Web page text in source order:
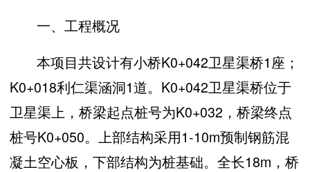
一、工程概况
本项目共设计有小桥K0+042卫星渠桥1座；
K0+018利仁渠涵洞1道。K0+042卫星渠桥位于
卫星渠上，桥梁起点桩号为K0+032，桥梁终点
桩号K0+050。上部结构采用1-10m预制钢筋混
凝土空心板，下部结构为桩基础。全长18m，桥